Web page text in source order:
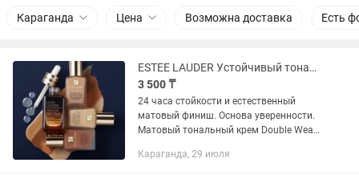
Караганда Цена Возможна доставка Есть
ESTEE LAUDER Устойчивый тональный крем SPF 10 Double Wear
3 500 ₸
24 часа стойкости и естественный
матовый финиш. Основа уверенности.
Матовый тональный крем Double Wear
текстурой такой легкой и комфортной,
Караганда, 29 июля